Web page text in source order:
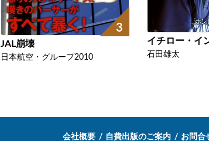
3
JAL崩壊
日本航空・グループ2010
イチロー・イ
石田雄太
会社概要 自費出版のご案内 お問合